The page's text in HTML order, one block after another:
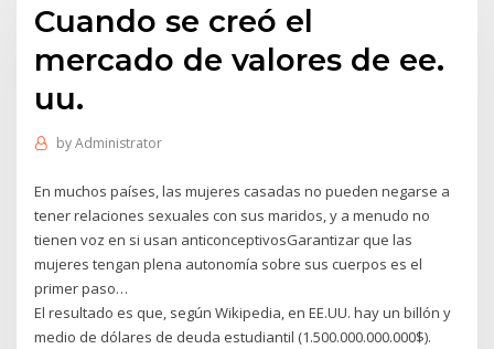
Cuando se creó el
mercado de valores de ee.
uu.
byAdministrator
En muchos países, las mujeres casadas no pueden negarse a
tener relaciones sexuales con sus maridos, y a menudo no
tienen voz en si usan anticonceptivosGarantizar que las
mujeres tengan plena autonomía sobre sus cuerpos es el
primer paso…
El resultado es que, según Wikipedia, en EE.UU. hay un billón y
medio de dólares de deuda estudiantil (1.500.000.000.000$).